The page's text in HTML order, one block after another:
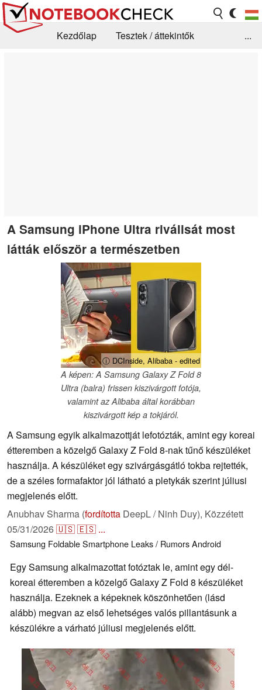
Kezdőlap
Tesztek / áttekintők
...
A Samsung iPhone Ultra riválisát most
látták először a természetben
ⓘ DCInside, Alibaba - edited
A képen: A Samsung Galaxy Z Fold 8
Ultra (balra) frissen kiszivárgott fotója,
valamint az Alibaba által korábban
kiszivárgott kép a tokjáról.
A Samsung egyik alkalmazottját lefotózták, amint egy koreai
étteremben a közelgő Galaxy Z Fold 8-nak tűnő készüléket
használja. A készüléket egy szivárgásgátló tokba rejtették,
de a széles formafaktor jól látható a pletykák szerint júliusi
megjelenés előtt.
Anubhav Sharma (fordította DeepL / Ninh Duy), Közzétett
05/31/2026🇺🇸🇪🇸 ...
Samsung FoldableSmartphone Leaks / RumorsAndroid
Egy Samsung alkalmazottat fotóztak le, amint egy dél-
koreai étteremben a közelgő Galaxy Z Fold 8 készüléket
használja. Ezeknek a képeknek köszönhetően (lásd
alább) megvan az első lehetséges valós pillantásunk a
készülékre a várható júliusi megjelenés előtt.